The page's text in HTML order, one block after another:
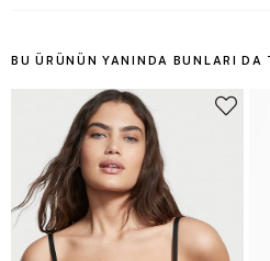
BU ÜRÜNÜN YANINDA BUNLARI DA